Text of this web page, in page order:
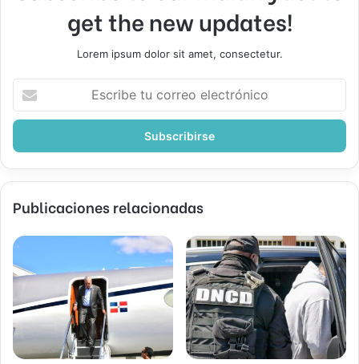
get the new updates!
Lorem ipsum dolor sit amet, consectetur.
correo
Publicaciones relacionadas